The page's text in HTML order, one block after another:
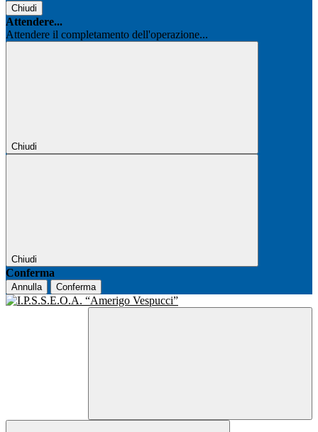
Chiudi
Attendere...
Attendere il completamento dell'operazione...
Chiudi
Chiudi
Conferma
Annulla Conferma